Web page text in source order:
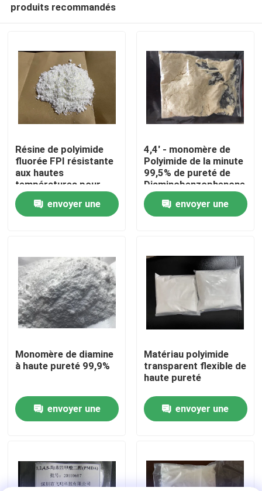
Maison
Produits
Au sujet de nous
Visite d'usine
Contactez-nous
Demandez une citation
Matériel de revêtement en caoutchouc
produits recommandés
Résine de polyimide
fluorée FPI résistante
aux hautes
températures pour
l'isolation électrique
et la stabilité en
environnements
envoyer une
4,4' - monomère de
Polyimide de la minute
99,5% de pureté de
Diaminobenzophenone
CAS 611-98-3
envoyer une
Monomère de diamine
à haute pureté 99,9%
envoyer une
Matériau polyimide
transparent flexible de
haute pureté
envoyer une